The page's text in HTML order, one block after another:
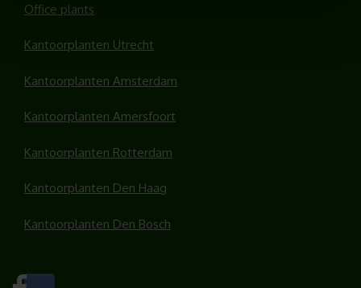
Office plants
Kantoorplanten Utrecht
Kantoorplanten Amsterdam
Kantoorplanten Amersfoort
Kantoorplanten Rotterdam
Kantoorplanten Den Haag
Kantoorplanten Den Bosch